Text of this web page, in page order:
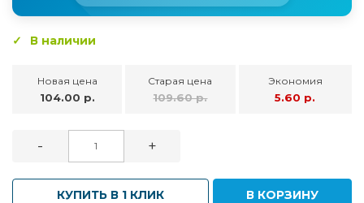
В наличии
Новая цена
104.00 р.
Старая цена
109.60 р.
Экономия
5.60 р.
- +
КУПИТЬ В 1 КЛИК В КОРЗИНУ